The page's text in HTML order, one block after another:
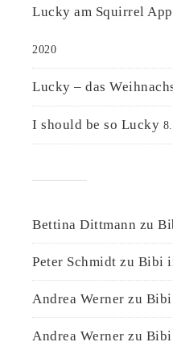
Lucky am Squirrel
2020
Lucky – das
I should be so Lucky
Bettina Dittmann zu
Peter Schmidt zu Bibi
Andrea Werner zu
Andrea Werner zu